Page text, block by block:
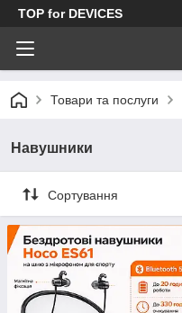
TOP for DEVICES
Товари та послуги
Навушники
Сортування